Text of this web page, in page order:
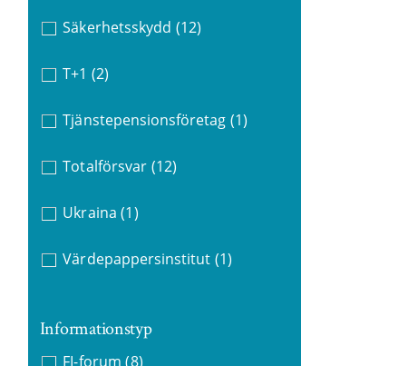
Säkerhetsskydd (12)
T+1 (2)
Tjänstepensionsföretag (1)
Totalförsvar (12)
Ukraina (1)
Värdepappersinstitut (1)
Informationstyp
FI-forum (8)